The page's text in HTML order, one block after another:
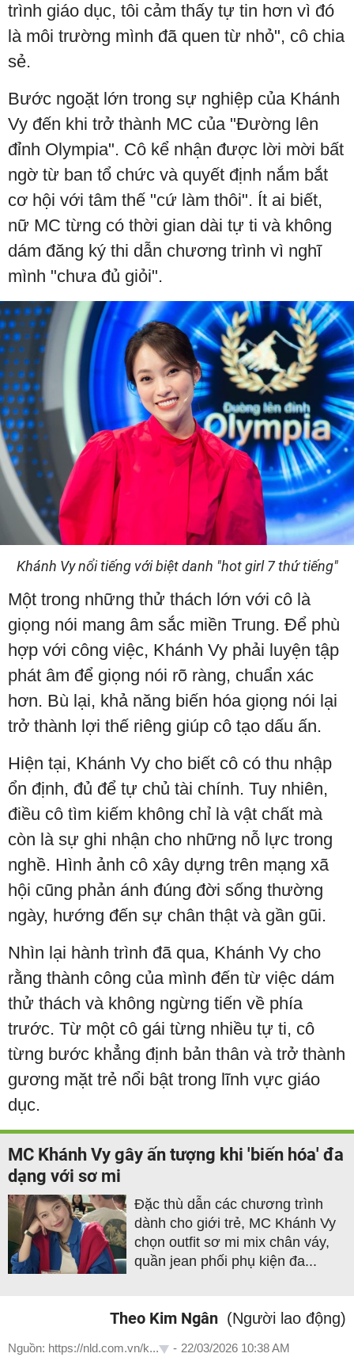
trình giáo dục, tôi cảm thấy tự tin hơn vì đó
là môi trường mình đã quen từ nhỏ", cô chia
sẻ.
Bước ngoặt lớn trong sự nghiệp của Khánh
Vy đến khi trở thành MC của "Đường lên
đỉnh Olympia". Cô kể nhận được lời mời bất
ngờ từ ban tổ chức và quyết định nắm bắt
cơ hội với tâm thế "cứ làm thôi". Ít ai biết,
nữ MC từng có thời gian dài tự ti và không
dám đăng ký thi dẫn chương trình vì nghĩ
mình "chưa đủ giỏi".
Khánh Vy nổi tiếng với biệt danh "hot girl 7 thứ tiếng"
Một trong những thử thách lớn với cô là
giọng nói mang âm sắc miền Trung. Để phù
hợp với công việc, Khánh Vy phải luyện tập
phát âm để giọng nói rõ ràng, chuẩn xác
hơn. Bù lại, khả năng biến hóa giọng nói lại
trở thành lợi thế riêng giúp cô tạo dấu ấn.
Hiện tại, Khánh Vy cho biết cô có thu nhập
ổn định, đủ để tự chủ tài chính. Tuy nhiên,
điều cô tìm kiếm không chỉ là vật chất mà
còn là sự ghi nhận cho những nỗ lực trong
nghề. Hình ảnh cô xây dựng trên mạng xã
hội cũng phản ánh đúng đời sống thường
ngày, hướng đến sự chân thật và gần gũi.
Nhìn lại hành trình đã qua, Khánh Vy cho
rằng thành công của mình đến từ việc dám
thử thách và không ngừng tiến về phía
trước. Từ một cô gái từng nhiều tự ti, cô
từng bước khẳng định bản thân và trở thành
gương mặt trẻ nổi bật trong lĩnh vực giáo
dục.
MC Khánh Vy gây ấn tượng khi 'biến hóa' đa
dạng với sơ mi
Đặc thù dẫn các chương trình
dành cho giới trẻ, MC Khánh Vy
chọn outfit sơ mi mix chân váy,
quần jean phối phụ kiện đa...
Theo Kim Ngân (Người lao động)
Nguồn: https://nld.com.vn/k... - 22/03/2026 10:38 AM